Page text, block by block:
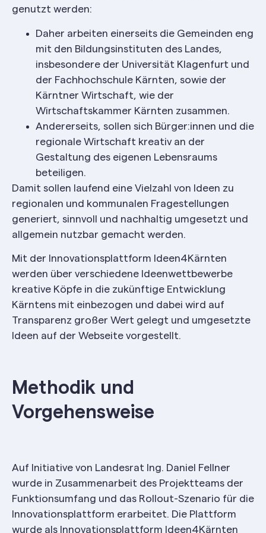
genutzt werden:
Daher arbeiten einerseits die Gemeinden eng
mit den Bildungsinstituten des Landes,
insbesondere der Universität Klagenfurt und
der Fachhochschule Kärnten, sowie der
Kärntner Wirtschaft, wie der
Wirtschaftskammer Kärnten zusammen.
Andererseits, sollen sich Bürger:innen und die
regionale Wirtschaft kreativ an der
Gestaltung des eigenen Lebensraums
beteiligen.
Damit sollen laufend eine Vielzahl von Ideen zu
regionalen und kommunalen Fragestellungen
generiert, sinnvoll und nachhaltig umgesetzt und
allgemein nutzbar gemacht werden.
Mit der Innovationsplattform Ideen4Kärnten
werden über verschiedene Ideenwettbewerbe
kreative Köpfe in die zukünftige Entwicklung
Kärntens mit einbezogen und dabei wird auf
Transparenz großer Wert gelegt und umgesetzte
Ideen auf der Webseite vorgestellt.
Methodik und
Vorgehensweise
Auf Initiative von Landesrat Ing. Daniel Fellner
wurde in Zusammenarbeit des Projektteams der
Funktionsumfang und das Rollout-Szenario für die
Innovationsplattform erarbeitet. Die Plattform
wurde als Innovationsplattform Ideen4Kärnten